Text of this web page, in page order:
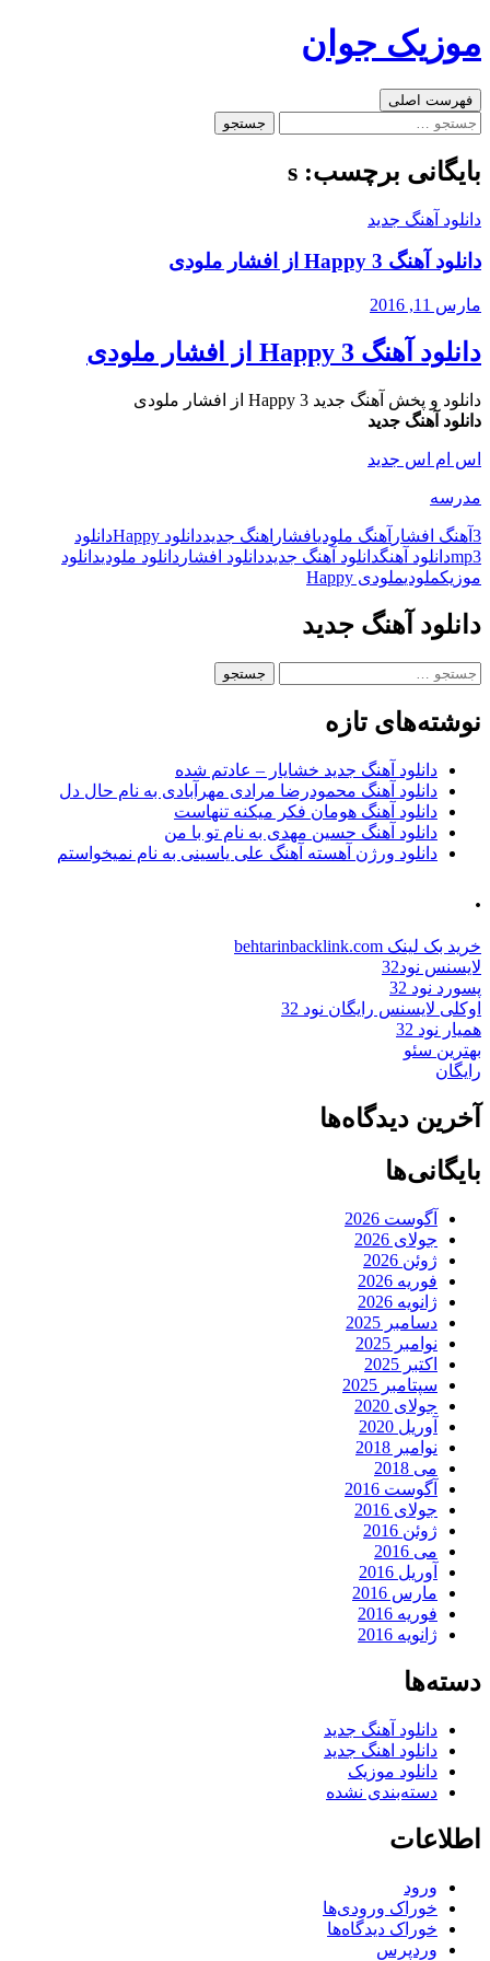
به
موزیک جوان
جست‌وجو
فهرست اصلی
جستجو
بایگانی برچسب: s
دانلود آهنگ جدید
دانلود آهنگ Happy 3 از افشار ملودی
مارس 11, 2016
دانلود آهنگ Happy 3 از افشار ملودی
دانلود و پخش آهنگ جدید Happy 3 از افشار ملودی
دانلود آهنگ جدید
اس ام اس جدید
مدرسه
3 آهنگ افشار آهنگ ملودیافشار اهنگ جدیددانلود Happy
دانلود
mp3دانلود آهنگدانلود آهنگ جدیددانلود افشار دانلود ملودیدانلود
موزیکملودیملودی Happy
دانلود آهنگ جدید
جستجو
نوشته‌های تازه
دانلود آهنگ جدید خشایار – عادتم شده
دانلود آهنگ محمودرضا مرادی مهرآبادی به نام حال دل
دانلود آهنگ هومان فکر میکنه تنهاست
دانلود آهنگ حسین مهدی به نام تو با من
دانلود ورژن آهسته آهنگ علی یاسینی به نام نمیخواستم
.
خرید بک لینک behtarinbacklink.com
لایسنس نود32
پسورد نود 32
اوکلی لایسنس رایگان نود 32
همیار نود 32
بهترین سئو
رایگان
آخرین دیدگاه‌ها
بایگانی‌ها
آگوست 2026
جولای 2026
ژوئن 2026
فوریه 2026
ژانویه 2026
دسامبر 2025
نوامبر 2025
اکتبر 2025
سپتامبر 2025
جولای 2020
آوریل 2020
نوامبر 2018
می 2018
آگوست 2016
جولای 2016
ژوئن 2016
می 2016
آوریل 2016
مارس 2016
فوریه 2016
ژانویه 2016
دسته‌ها
دانلود آهنگ جدید
دانلود اهنگ جدید
دانلود موزیک
دسته‌بندی نشده
اطلاعات
ورود
خوراک ورودی‌ها
خوراک دیدگاه‌ها
وردپرس